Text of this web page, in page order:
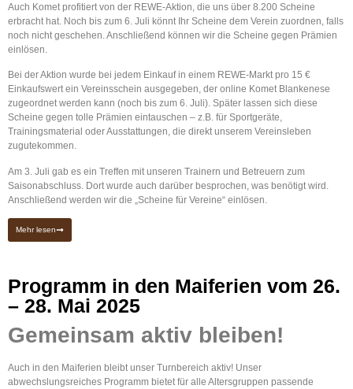
Auch Komet profitiert von der REWE-Aktion, die uns über 8.200 Scheine
erbracht hat. Noch bis zum 6. Juli könnt Ihr Scheine dem Verein zuordnen, falls
noch nicht geschehen. Anschließend können wir die Scheine gegen Prämien
einlösen.
Bei der Aktion wurde bei jedem Einkauf in einem REWE-Markt pro 15 €
Einkaufswert ein Vereinsschein ausgegeben, der online Komet Blankenese
zugeordnet werden kann (noch bis zum 6. Juli). Später lassen sich diese
Scheine gegen tolle Prämien eintauschen – z.B. für Sportgeräte,
Trainingsmaterial oder Ausstattungen, die direkt unserem Vereinsleben
zugutekommen.
Am 3. Juli gab es ein Treffen mit unseren Trainern und Betreuern zum
Saisonabschluss. Dort wurde auch darüber besprochen, was benötigt wird.
Anschließend werden wir die „Scheine für Vereine“ einlösen.
Mehr lesen
Programm in den Maiferien vom 26.
– 28. Mai 2025
Gemeinsam aktiv bleiben!
Auch in den Maiferien bleibt unser Turnbereich aktiv! Unser
abwechslungsreiches Programm bietet für alle Altersgruppen passende